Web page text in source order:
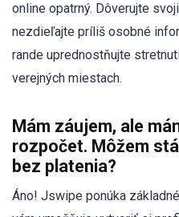
online opatrný. Dôverujte
nezdieľajte príliš osobné
rande uprednostňujte
verejných miestach.
Mám záujem, ale
rozpočet. Môžem
bez platenia?
Áno! Jswipe ponúka